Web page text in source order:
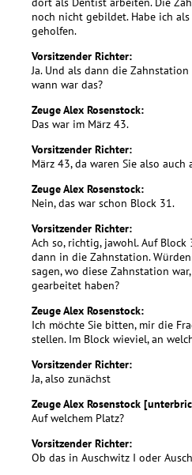
noch nicht gebildet. Habe ich
geholfen.
Vorsitzender Richter:
Ja. Und als dann die
wann war das?
Zeuge Alex Rosenstock:
Das war im März 43.
Vorsitzender Richter:
März 43, da waren Sie also auch
Zeuge Alex Rosenstock:
Nein, das war schon Block 31.
Vorsitzender Richter:
Ach so, richtig, jawohl. Auf Block
dann in die Zahnstation.
sagen, wo diese Zahnstation
gearbeitet haben?
Zeuge Alex Rosenstock:
Ich möchte Sie bitten, mir die
stellen. Im Block wieviel, an
Vorsitzender Richter:
Ja, also zunächst
Zeuge Alex Rosenstock
Auf welchem Platz?
Vorsitzender Richter:
Ob das in Auschwitz I oder